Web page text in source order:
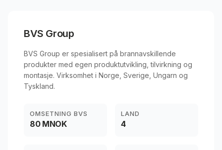
BVS Group
BVS Group er spesialisert på brannavskillende
produkter med egen produktutvikling, tilvirkning og
montasje. Virksomhet i Norge, Sverige, Ungarn og
Tyskland.
OMSETNING BVS
80 MNOK
LAND
4